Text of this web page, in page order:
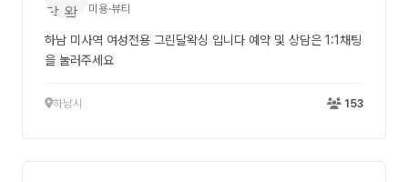
미용·뷰티
하남 미사역 여성전용 그린달왁싱 입니다 예약 및 상담은 1:1채팅
을 눌러주세요
하남시 153